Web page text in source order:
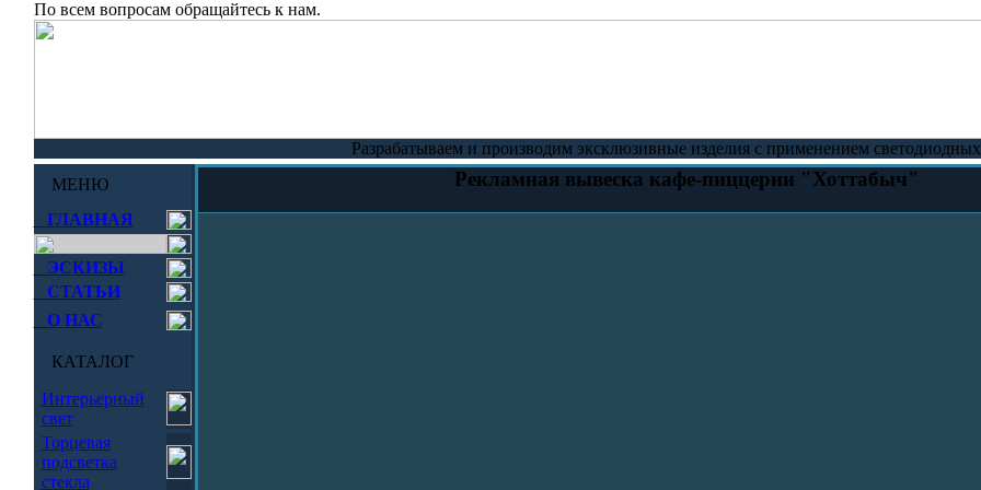
По всем вопросам обращайтесь к нам.
Разрабатываем и производим эксклюзивные изделия с применением светодиодных
МЕНЮ
ГЛАВНАЯ
ЭСКИЗЫ
СТАТЬИ
О НАС
КАТАЛОГ
Интерьерный
свет
Торцевая
подсветка
стекла
Рекламная вывеска кафе-пиццерии "Хоттабыч"